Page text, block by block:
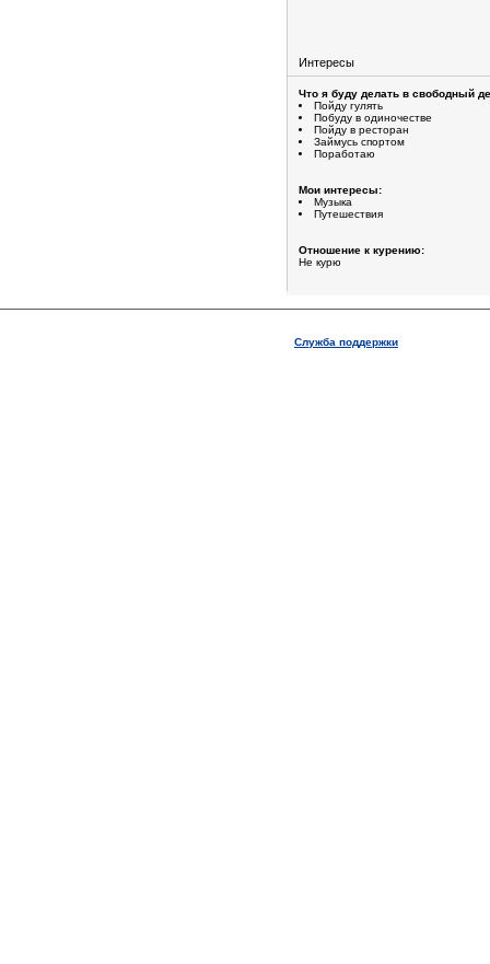
Интересы
Что я буду делать в свободный
Пойду гулять
Побуду в одиночестве
Пойду в ресторан
Займусь спортом
Поработаю
Мои интересы:
Музыка
Путешествия
Отношение к курению:
Не курю
Служба поддержки